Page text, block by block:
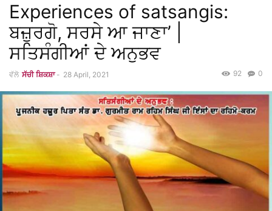
Experiences of satsangis:
ਬਜ਼ੁਰਗੋ, ਸਰਸੇ ਆ ਜਾਣਾ’ |
ਸਤਿਸੰਗੀਆਂ ਦੇ ਅਨੁਭਵ
ਵੱਲੋ ਸੱਚੀ ਸ਼ਿਕਸ਼ਾ - 28 April, 2021 0
92